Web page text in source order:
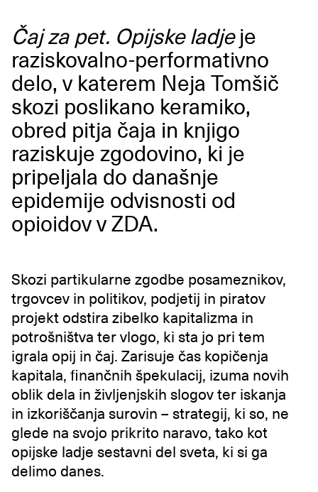
Čaj za pet. Opijske ladjeje
raziskovalno-performativno
delo, v katerem Neja Tomšič
skozi poslikano keramiko,
obred pitja čaja in knjigo
raziskuje zgodovino, ki je
pripeljala do današnje
epidemije odvisnosti od
opioidov v ZDA.
Skozi partikularne zgodbe posameznikov,
trgovcev in politikov, podjetij in piratov
projekt odstira zibelko kapitalizma in
potrošništva ter vlogo, ki sta jo pri tem
igrala opij in čaj. Zarisuje čas kopičenja
kapitala, finančnih špekulacij, izuma novih
oblik dela in življenjskih slogov ter iskanja
in izkoriščanja surovin – strategij, ki so, ne
glede na svojo prikrito naravo, tako kot
opijske ladje sestavni del sveta, ki si ga
delimo danes.